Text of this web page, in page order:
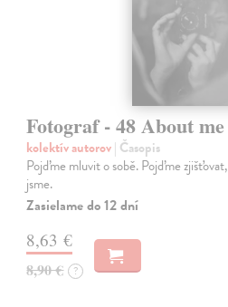
Fotograf - 48 About me
kolektív autorov| Časopis
Pojďme mluvit o sobě. Pojďme
jsme.
Zasielame do 12 dní
8,63 €
8,90 € ?